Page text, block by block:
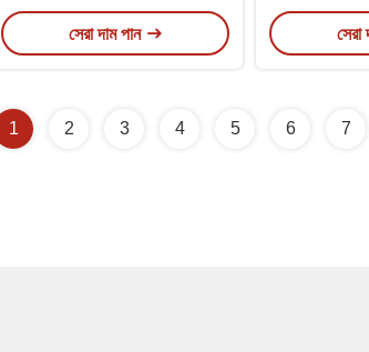
সেরা দাম পান
এম্প্লিফায়ার
সেরা
1 2 3 4 5 6 7